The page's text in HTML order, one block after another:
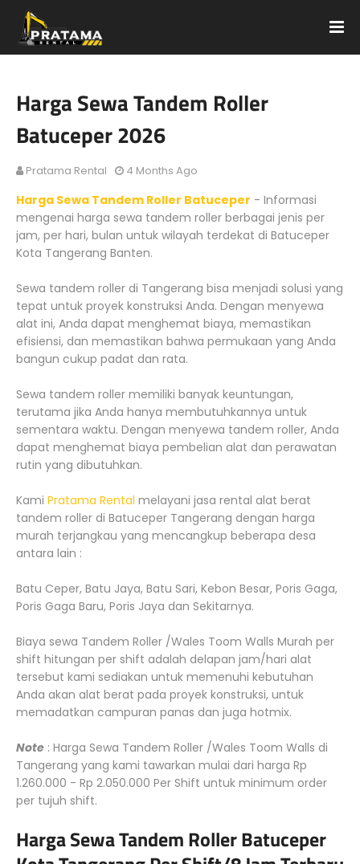
Harga Sewa Tandem Roller
Batuceper 2026
Pratama Rental 4 Months Ago
Harga Sewa Tandem Roller Batuceper - Informasi
mengenai harga sewa tandem roller berbagai jenis per
jam, per hari, bulan untuk wilayah terdekat di Batuceper
Kota Tangerang Banten.
Sewa tandem roller di Tangerang bisa menjadi solusi yang
tepat untuk proyek konstruksi Anda. Dengan menyewa
alat ini, Anda dapat menghemat biaya, memastikan
efisiensi, dan memastikan bahwa permukaan yang Anda
bangun cukup padat dan rata.
Sewa tandem roller memiliki banyak keuntungan,
terutama jika Anda hanya membutuhkannya untuk
sementara waktu. Dengan menyewa tandem roller, Anda
dapat menghemat biaya pembelian alat dan perawatan
rutin yang dibutuhkan.
Kami Pratama Rental melayani jasa rental alat berat
tandem roller di Batuceper Tangerang dengan harga
murah terjangkau yang mencangkup beberapa desa
antara lain :
Batu Ceper, Batu Jaya, Batu Sari, Kebon Besar, Poris Gaga,
Poris Gaga Baru, Poris Jaya dan Sekitarnya.
Biaya sewa Tandem Roller /Wales Toom Walls Murah per
shift hitungan per shift adalah delapan jam/hari alat
tersebut kami sediakan untuk memenuhi kebutuhan
Anda akan alat berat pada proyek konstruksi, untuk
memadatkan campuran panas dan juga hotmix.
Note : Harga Sewa Tandem Roller /Wales Toom Walls di
Tangerang yang kami tawarkan mulai dari harga Rp
1.260.000 - Rp 2.050.000 Per Shift untuk minimum order
per tujuh shift.
Harga Sewa Tandem Roller Batuceper